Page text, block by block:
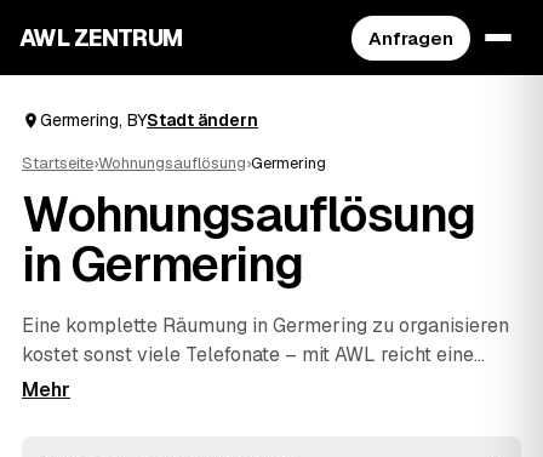
AWL ZENTRUM Anfragen
Germering, BYStadt ändern
Startseite›Wohnungsauflösung›Germering
Wohnungsauflösung
in Germering
Eine komplette Räumung in Germering zu organisieren
kostet sonst viele Telefonate – mit AWL reicht eine
einzige Anfrage. Sie sagen, was weg soll, und